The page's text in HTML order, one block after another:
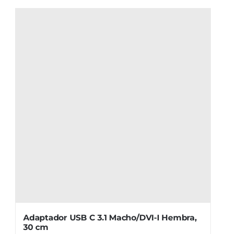
Adaptador USB C 3.1 Macho/DVI-I Hembra,
30 cm